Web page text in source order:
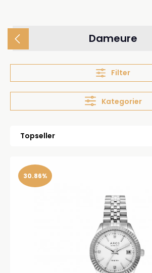
Dameure
Filter
Kategorier
30.86%